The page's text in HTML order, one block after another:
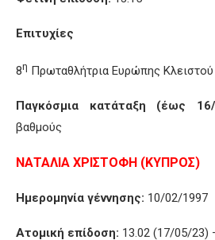
Επιτυχίες
8η Πρωταθλήτρια Ευρώπης
Παγκόσμια κατάταξη (έως
βαθμούς
ΝΑΤΑΛΙΑ ΧΡΙΣΤΟΦΗ (ΚΥΠΡΟΣ)
Ημερομηνία γέννησης: 10/02/1997
Ατομική επίδοση: 13.02 (17/05/23)